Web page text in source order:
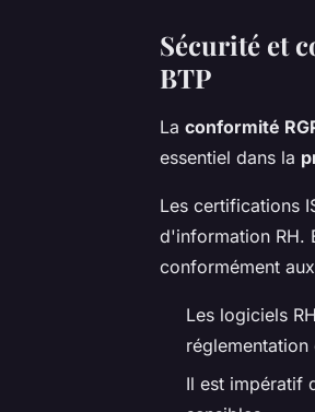
Sécurité et
BTP
La conformité
essentiel dans la
Les certifications
d'information RH.
conformément
Les logiciels
réglementation
Il est impératif